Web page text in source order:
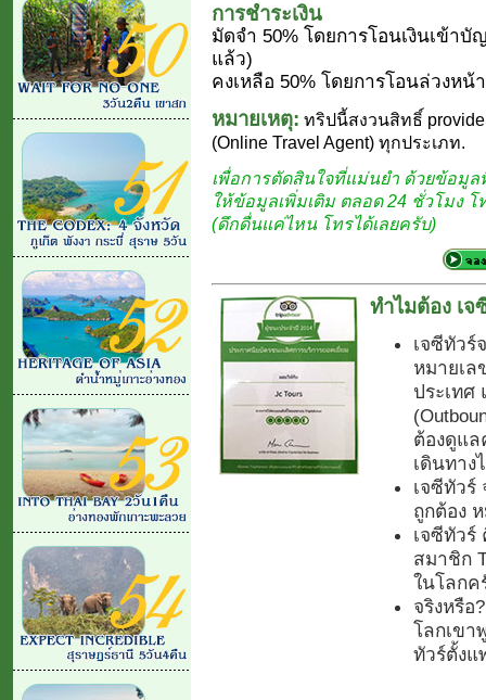
การชำระเงิน
มัดจำ 50% โดยการโอนเงินเข้า
แล้ว)
คงเหลือ 50% โดยการโอนล่วงห
หมายเหตุ: ทริปนี้สงวนสิทธิ์
(Online Travel Agent) ทุกประเภท.
เพื่อการตัดสินใจที่แม่นยำ ด้วยข้อมูล
ให้ข้อมูลเพิ่มเติม ตลอด 24 ชั่วโมง โ
(ดึกดื่นแค่ไหน โทรได้เลยครับ)
ทำไมต้อง เ
เจซีทัวร์
หมายเล
ประเทศ
ต้องดูแล
เดินทาง
เจซีทัวร์
ถูกต้อง
เจซีทัวร์
สมาชิก
ในโลกค
จริงหรือ
โลกเขา
ทัวร์ตั้งแ